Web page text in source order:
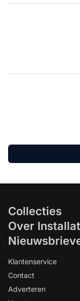
Collecties
Over
Klantenservice
Contact
Adverteren